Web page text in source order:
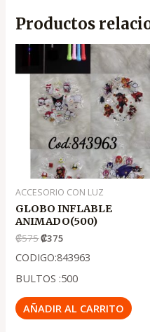
Productos
ACCESORIO CON LUZ
GLOBO INFLABLE
ANIMADO(500)
₡575
precio
original
era:
.
₡575
₡375
El
precio
actual
es:
.
₡375
CODIGO:843963
BULTOS :500
AÑADIR AL CARRITO